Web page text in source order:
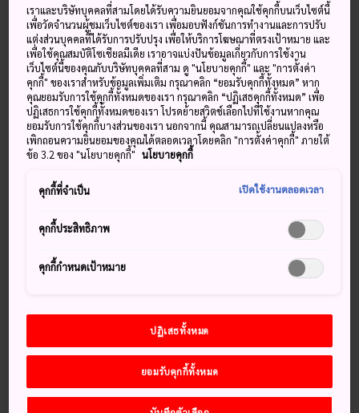
Photo credit: Japanische Romantische Straβe
ญี่ปุ่นมีระบบขนส่งสาธารณะที่ยอด
เยี่ยมมาก แต่ก็ยังมีหลายเส้นทางที่จะ
ดีที่สุดถ้าเดินทางด้วยรถยนต์
เราและบริษัทบุคคลที่สามโดยได้รับความยินยอมจากคุณใช้คุกกี้บนเว็บไซต์นี้
เพื่อวัดจำนวนผู้ชมเว็บไซต์ของเรา เพื่อมอบฟังก์ชันการทำงานและการปรับ
แต่งส่วนบุคคลที่ได้รับการปรับปรุง เพื่อให้บริการโฆษณาที่ตรงเป้าหมาย และ
เพื่อใช้คุณสมบัติโซเชียลมีเดีย เราอาจแบ่งปันข้อมูลเกี่ยวกับการใช้งาน
เว็บไซต์นี้ของคุณกับบริษัทบุคคลที่สาม ดู "นโยบายคุกกี้" และ "การตั้งค่า
คุกกี้" ของเราสำหรับข้อมูลเพิ่มเติม กรุณาคลิก “ยอมรับคุกกี้ทั้งหมด” หาก
คุณยอมรับการใช้คุกกี้ทั้งหมดของเรา กรุณาคลิก “ปฏิเสธคุกกี้ทั้งหมด” เพื่อ
ปฏิเสธการใช้คุกกี้ทั้งหมดของเรา โปรดย้ายสวิตช์เลือกไปที่ใช้งานหากคุณ
ยอมรับการใช้คุกกี้บางส่วนของเรา นอกจากนี้ คุณสามารถเปลี่ยนแปลงหรือ
เพิกถอนความยินยอมของคุณได้ตลอดเวลาโดยคลิก "การตั้งค่าคุกกี้" ภายใต้
ข้อ 3.2 ของ "นโยบายคุกกี้" นโยบายคุกกี้
คุกกี้ที่จำเป็น เปิดใช้งานตลอดเวลา
คุกกี้ประสิทธิภาพ
คุกกี้กำหนดเป้าหมาย
ปฏิเสธทั้งหมด
ยอมรับคุกกี้ทั้งหมด